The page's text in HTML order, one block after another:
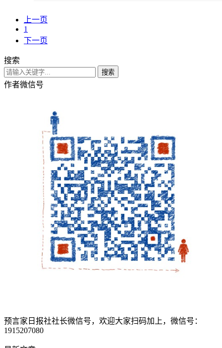
上一页
1
下一页
搜索
搜索
作者微信号
预言家日报社社长微信号，欢迎大家扫码加上，微信号：
1915207080